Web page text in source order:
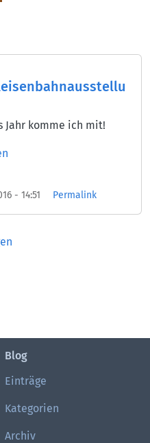
Jahr komme ich mit!
- 14:51 Permalink
Blog
Einträge
Kategorien
Archiv